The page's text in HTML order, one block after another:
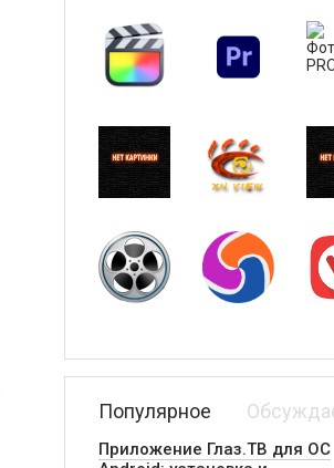
Популярное
Приложение Глаз.ТВ для ОС